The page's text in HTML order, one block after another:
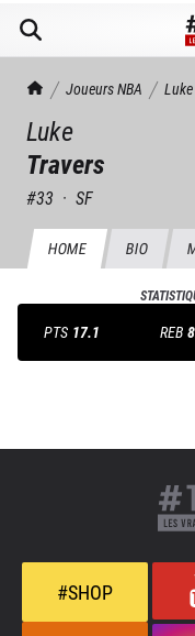
TrashTalk Actu NBA
Joueurs NBA Luke
Luke
Travers
#33 · SF
HOME BIO
PTS 17.1 REB
#SHOP